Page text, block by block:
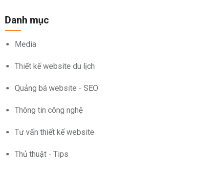
Danh mục
Media
Thiết kế website du lịch
Quảng bá website - SEO
Thông tin công nghệ
Tư vấn thiết kế website
Thủ thuật - Tips